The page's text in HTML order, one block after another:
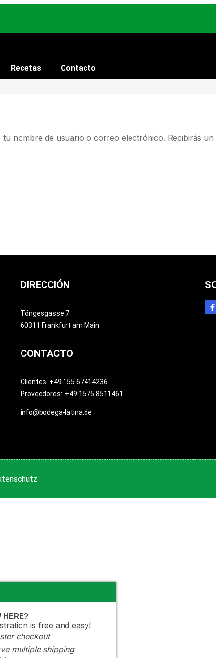
Recetas Contacto
nombre de usuario o correo electrónico. Recibirás
DIRECCIÓN
Töngesgasse 7
60311 Frankfurt am Main
CONTACTO
Clientes: +49 155 67414236
Proveedores: +49 1575 8511461
info@bodega-latina.de
HERE?
is free and easy!
checkout
multiple shipping